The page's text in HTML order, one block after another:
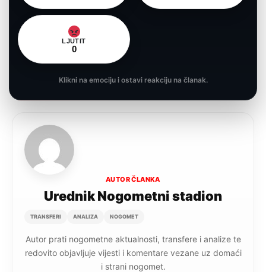
LJUTIT
0
Klikni na emociju i ostavi reakciju na članak.
AUTOR ČLANKA
Urednik Nogometni stadion
TRANSFERI ANALIZA NOGOMET
Autor prati nogometne aktualnosti, transfere i analize te
redovito objavljuje vijesti i komentare vezane uz domaći
i strani nogomet.